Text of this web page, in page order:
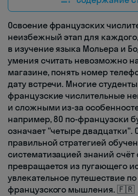
Освоение французских
неизбежный этап для
в изучение языка Мольера и
умения считать невозможно
магазине, понять номер
дату встречи. Многие
французские числительные
и сложными из-за
например, 80 по-французски
означает "четыре двадцатки".
правильной стратегией
систематизацией знаний счёт
превращается из пугающего
увлекательное путешествие по
французского мышления. 🇫🇷